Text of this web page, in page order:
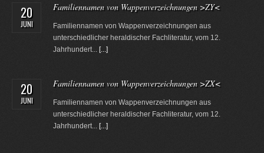
20
JUNI
Familiennamen von Wappenverzeichnungen >ZY<
Familiennamen von Wappenverzeichnungen aus
unterschiedlicher heraldischer Fachliteratur, vom 12.
Jahrhundert... [...]
20
JUNI
Familiennamen von Wappenverzeichnungen >ZX<
Familiennamen von Wappenverzeichnungen aus
unterschiedlicher heraldischer Fachliteratur, vom 12.
Jahrhundert... [...]